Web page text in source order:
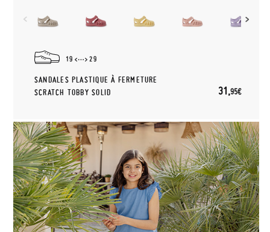
19 29
SANDALES PLASTIQUE À FERMETURE
SCRATCH TOBBY SOLID
31,95€